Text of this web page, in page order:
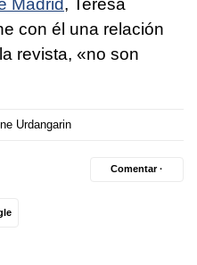
Madrid, Teresa
con él una relación
revista, «no son
Urdangarin
Comentar ·